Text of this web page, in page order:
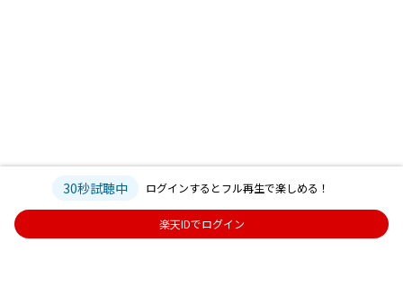
30秒試聴中 ログインするとフル再生で楽しめる！
楽天IDでログイン